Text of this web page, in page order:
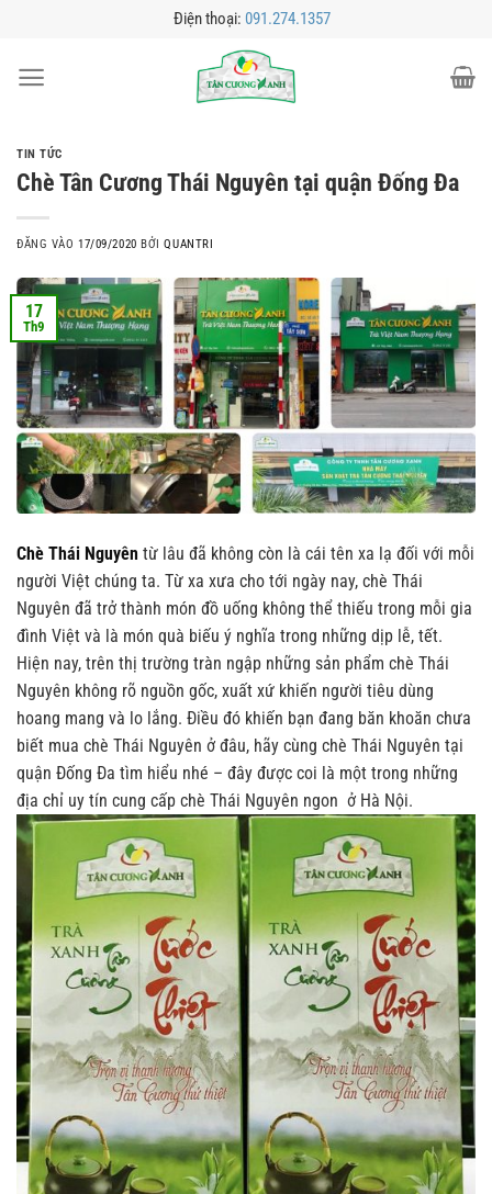
nội
Điện thoại: 091.274.1357
TIN TỨC
Chè Tân Cương Thái Nguyên tại quận Đống Đa
ĐĂNG VÀO17/09/2020 BỞIQUANTRI
17
Th9
Chè Thái Nguyên từ lâu đã không còn là cái tên xa lạ đối với mỗi
người Việt chúng ta. Từ xa xưa cho tới ngày nay, chè Thái
Nguyên đã trở thành món đồ uống không thể thiếu trong mỗi gia
đình Việt và là món quà biếu ý nghĩa trong những dịp lễ, tết.
Hiện nay, trên thị trường tràn ngập những sản phẩm chè Thái
Nguyên không rõ nguồn gốc, xuất xứ khiến người tiêu dùng
hoang mang và lo lắng. Điều đó khiến bạn đang băn khoăn chưa
biết mua chè Thái Nguyên ở đâu, hãy cùng chè Thái Nguyên tại
quận Đống Đa tìm hiểu nhé – đây được coi là một trong những
địa chỉ uy tín cung cấp chè Thái Nguyên ngon ở Hà Nội.